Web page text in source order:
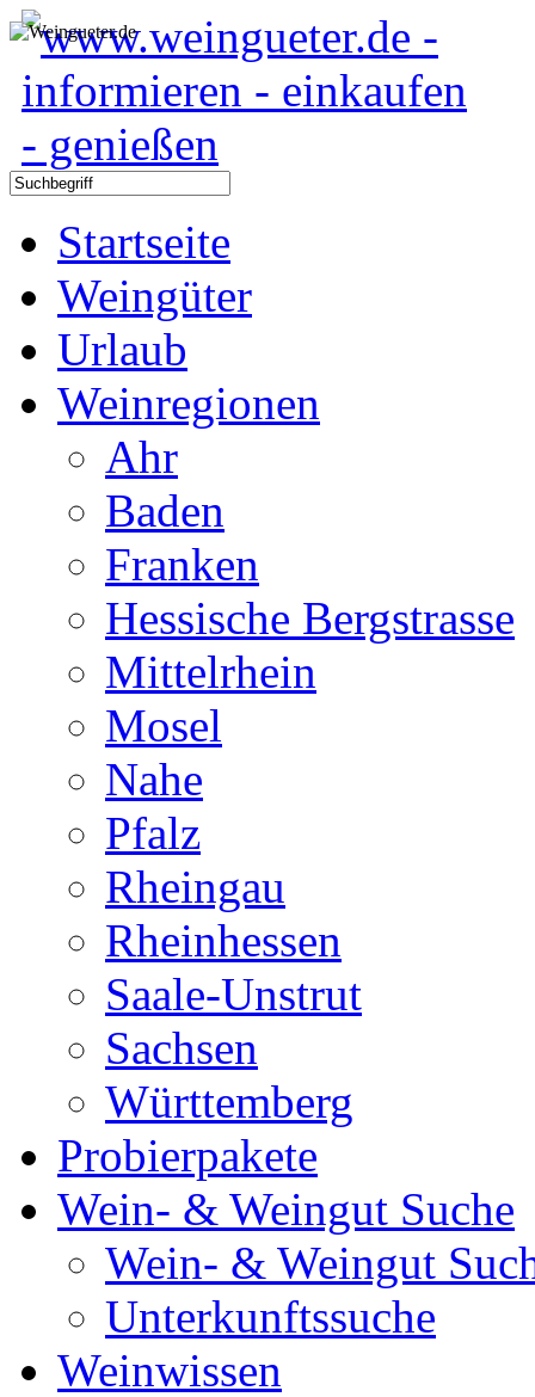
Startseite
Weingüter
Urlaub
Weinregionen
Ahr
Baden
Franken
Hessische Bergstrasse
Mittelrhein
Mosel
Nahe
Pfalz
Rheingau
Rheinhessen
Saale-Unstrut
Sachsen
Württemberg
Probierpakete
Wein- & Weingut Suche
Wein- & Weingut
Unterkunftssuche
Weinwissen